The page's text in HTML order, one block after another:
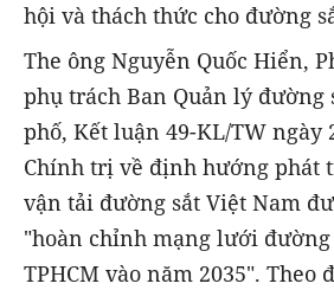
hội và thách thức cho đường
The ông Nguyễn Quốc Hiển,
phụ trách Ban Quản lý đường
phố, Kết luận 49-KL/TW ngày
Chính trị về định hướng phát
vận tải đường sắt Việt Nam
"hoàn chỉnh mạng lưới
TPHCM vào năm 2035". Theo